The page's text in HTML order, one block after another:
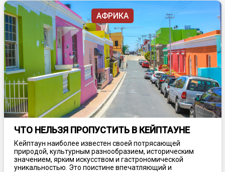
АФРИКА
ЧТО НЕЛЬЗЯ ПРОПУСТИТЬ В КЕЙПТАУНЕ
Кейптаун наиболее известен своей потрясающей
природой, культурным разнообразием, историческим
значением, ярким искусством и гастрономической
уникальностью. Это поистине впечатляющий и